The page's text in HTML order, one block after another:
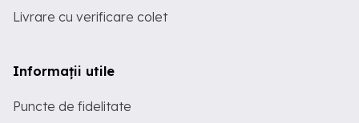
Livrare cu verificare colet
Informații utile
Puncte de fidelitate